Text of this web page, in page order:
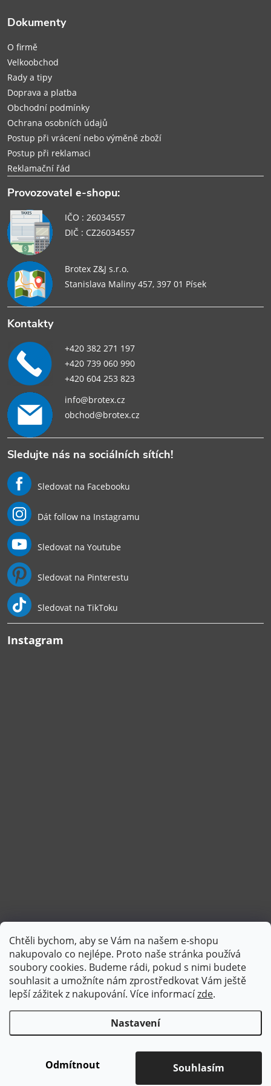
Chtěli bychom, aby se Vám na našem e-shopu
nakupovalo co nejlépe. Proto naše stránka používá
soubory cookies. Budeme rádi, pokud s nimi budete
souhlasit a umožníte nám zprostředkovat Vám ještě
lepší zážitek z nakupování. Více informacízde.
Nastavení
Odmítnout Souhlasím
Dokumenty
O firmě
Velkoobchod
Rady a tipy
Doprava a platba
Obchodní podmínky
Ochrana osobních údajů
Postup při vrácení nebo výměně zboží
Postup při reklamaci
Reklamační řád
Provozovatel e-shopu:
IČO : 26034557
DIČ : CZ26034557
Brotex Z&J s.r.o.
Stanislava Maliny 457, 397 01 Písek
Kontakty
+420 382 271 197
+420 739 060 990
+420 604 253 823
info@brotex.cz
obchod@brotex.cz
Sledujte nás na sociálních sítích!
Sledovat na Facebooku
Dát follow na Instagramu
Sledovat na Youtube
Sledovat na Pinterestu
Sledovat na TikToku
Instagram
Sledovat na Instagramu
Copyright 2026Brotex | Kvalitní bytový textil. Všechna práva
Upravit nastavení cookies